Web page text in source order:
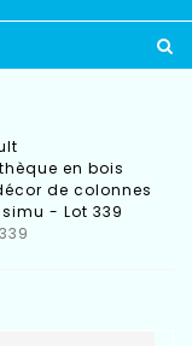
en bois
de colonnes
- Lot 339